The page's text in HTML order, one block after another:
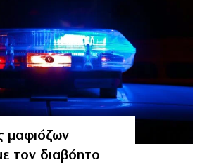
μαφιόζων
τον διαβόητο